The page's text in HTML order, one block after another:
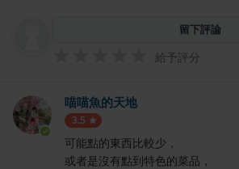
留下評論
給予評分
喵喵魚的天地
3.5
可能點的東西比較少，
或者是沒有點到特色的菜品，